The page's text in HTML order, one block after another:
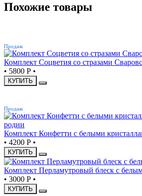
Похожие товары
Продаж
Комплект Соцветия со стразами
• 5800 Р •
КУПИТЬ
Продаж
Комплект Конфетти с белыми
• 4200 Р •
КУПИТЬ
Комплект Перламутровый блеск с
• 3000 Р •
КУПИТЬ